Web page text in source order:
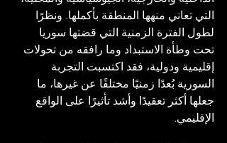
التي تعاني منهها المنطقة بأكملها. ونظرًا
لطول الفترة الزمنية التي قضتها سوريا
تحت وطأة الاستبداد وما رافقه من تحولات
إقليمية ودولية، فقد اكتسبت التجربة
السورية بُعدًا زمنيًا مختلفًا عن غيرها، ما
جعلها أكثر تعقيدًا وأشد تأثيرًا على الواقع
الإقليمي.